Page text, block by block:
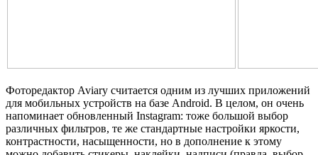
Фоторедактор Aviary считается одним из лучших приложений
для мобильных устройств на базе Android. В целом, он очень
напоминает обновленный Instagram: тоже большой выбор
различных фильтров, те же стандартные настройки яркости,
контрастности, насыщенности, но в дополнение к этому